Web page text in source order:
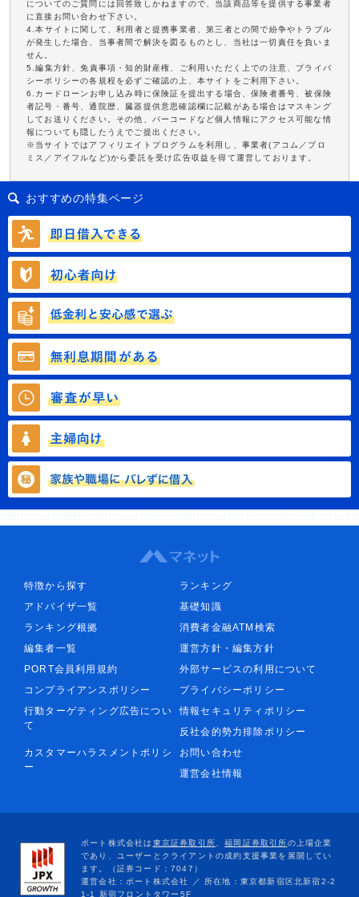
についてのご質問には回答致しかねますので、当該商品等を提供する事業者
に直接お問い合わせ下さい。
4.本サイトに関して、利用者と提携事業者、第三者との間で紛争やトラブル
が発生した場合、当事者間で解決を図るものとし、当社は一切責任を負いま
せん。
5.編集方針、免責事項・知的財産権、ご利用いただく上での注意、プライバ
シーポリシーの各規程を必ずご確認の上、本サイトをご利用下さい。
6.カードローンお申し込み時に保険証を提出する場合、保険者番号、被保険
者記号・番号、通院歴、臓器提供意思確認欄に記載がある場合はマスキング
してお送りください。その他、バーコードなど個人情報にアクセス可能な情
報についても隠したうえでご提出ください。
※当サイトではアフィリエイトプログラムを利用し、事業者(アコム／プロ
ミス／アイフルなど)から委託を受け広告収益を得て運営しております。
おすすめの特集ページ
特徴から探す
ランキング
アドバイザ一覧
基礎知識
ランキング根拠
消費者金融ATM検索
編集者一覧
運営方針・編集方針
PORT会員利用規約
外部サービスの利用について
コンプライアンスポリシー
プライバシーポリシー
行動ターゲティング広告につい
て
情報セキュリティポリシー
反社会的勢力排除ポリシー
カスタマーハラスメントポリシ
ー
お問い合わせ
運営会社情報